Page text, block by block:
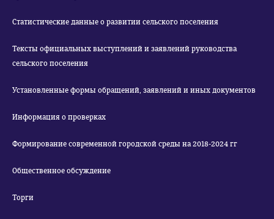
Статистические данные о развитии сельского поселения
Тексты официальных выступлений и заявлений руководства
сельского поселения
Установленные формы обращений, заявлений и иных документов
Информация о проверках
Формирование современной городской среды на 2018-2024 гг
Общественное обсуждение
Торги